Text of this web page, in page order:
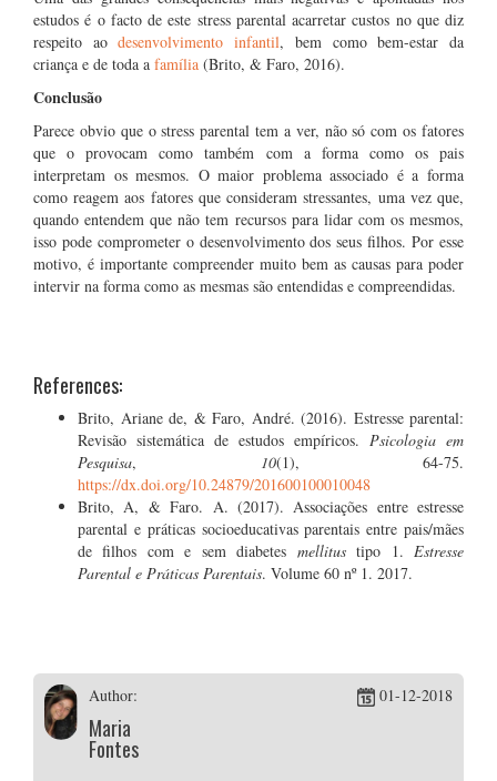
estudos é o facto de este stress parental acarretar custos no que diz
respeito aodesenvolvimento infantil, bem como bem-estar da
criança e de toda a família (Brito, & Faro, 2016).
Conclusão
Parece obvio que o stress parental tem a ver, não só com os fatores
que o provocam como também com a forma como os pais
interpretam os mesmos. O maior problema associado é a forma
como reagem aos fatores que consideram stressantes, uma vez que,
quando entendem que não tem recursos para lidar com os mesmos,
isso pode comprometer o desenvolvimento dos seus filhos. Por esse
motivo, é importante compreender muito bem as causas para poder
intervir na forma como as mesmas são entendidas e compreendidas.
References:
Brito, Ariane de, & Faro, André. (2016). Estresse parental:
Revisão sistemática de estudos empíricos. Psicologia em
Pesquisa, 10(1), 64-75.
https://dx.doi.org/10.24879/201600100010048
Brito, A, & Faro. A. (2017). Associações entre estresse
parental e práticas socioeducativas parentais entre pais/mães
de filhos com e sem diabetes mellitustipo 1.Estresse
Parental e Práticas Parentais. Volume 60 nº 1. 2017.
Author:
Maria
Fontes
01-12-2018